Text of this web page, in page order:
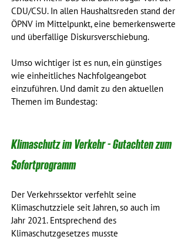
CDU/CSU. In allen Haushaltsreden stand der
ÖPNV im Mittelpunkt, eine bemerkenswerte
und überfällige Diskursverschiebung.
Umso wichtiger ist es nun, ein günstiges
wie einheitliches Nachfolgeangebot
einzuführen. Und damit zu den aktuellen
Themen im Bundestag:
Klimaschutz im Verkehr - Gutachten zum
Sofortprogramm
Der Verkehrssektor verfehlt seine
Klimaschutzziele seit Jahren, so auch im
Jahr 2021. Entsprechend des
Klimaschutzgesetzes musste